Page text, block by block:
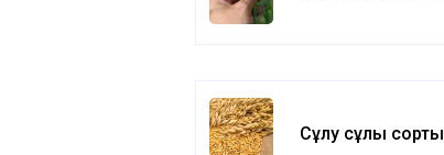
Сұлу сұлы сорты